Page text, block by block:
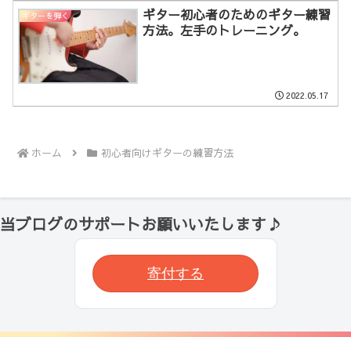
ギターを弾く
ギター初心者のためのギター練習
方法。左手のトレーニング。
2022.05.17
ホーム 初心者向けギターの練習方法
当ブログのサポートお願いいたします♪
寄付する